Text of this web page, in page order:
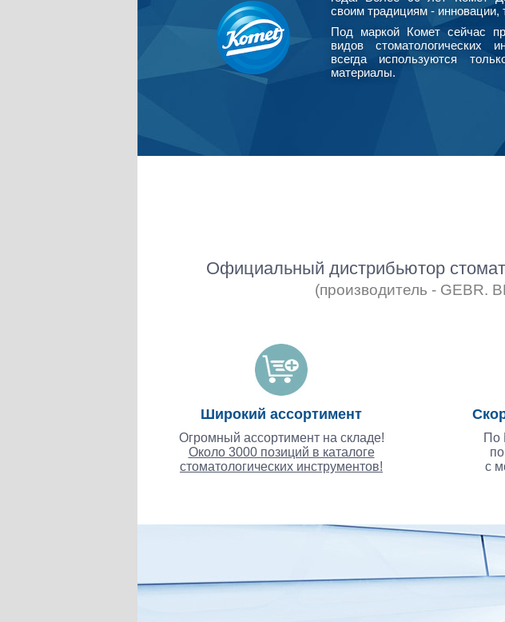
своим традициям - инновации,
Под маркой Комет сейчас
видов стоматологических
всегда используются
материалы.
Официальный дистрибьютор
(производитель - GEBR.
Широкий ассортимент
Огромный ассортимент на складе!
Около 3000 позиций в каталоге
стоматологических инструментов!
По
с